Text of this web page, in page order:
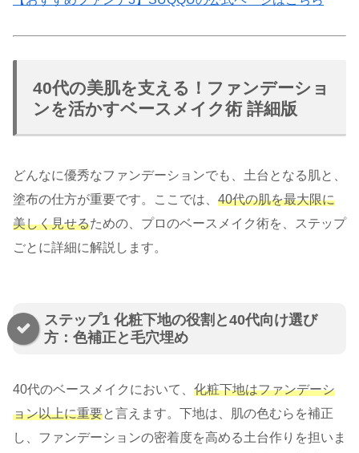
40代の美肌を支える！ファンデーショ
ンを活かすベースメイク術 詳細版
どんなに優秀なファンデーションでも、土台となる肌と、
塗布の仕方が重要です。ここでは、 40代の肌を最大限に
美しく見せるための、プロのベースメイク術を、ステップ
ごとに詳細に解説します。
ステップ1 化粧下地の役割と40代向け選び
方：色補正と毛穴埋め
40代のベースメイクにおいて、 化粧下地はファンデーシ
ョン以上に重要と言えます。下地は、肌の色むらを補正
し、ファンデーションの密着度を高める土台作りを担いま